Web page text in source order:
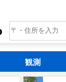
tenki.jp
観測